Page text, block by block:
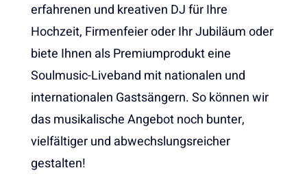
erfahrenen und kreativen DJ für Ihre
Hochzeit, Firmenfeier oder Ihr Jubiläum oder
biete Ihnen als Premiumprodukt eine
Soulmusic-Liveband mit nationalen und
internationalen Gastsängern. So können wir
das musikalische Angebot noch bunter,
vielfältiger und abwechslungsreicher
gestalten!